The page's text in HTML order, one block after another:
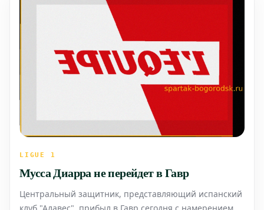
LIGUE 1
Мусса Диарра не перейдет в Гавр
Центральный защитник, представляющий испанский